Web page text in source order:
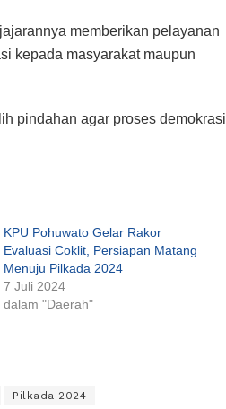
memberikan pelayanan
kepada masyarakat maupun
pindahan agar proses demokrasi
KPU Pohuwato Gelar Rakor
Evaluasi Coklit, Persiapan Matang
Menuju Pilkada 2024
7 Juli 2024
dalam "Daerah"
Pilkada 2024